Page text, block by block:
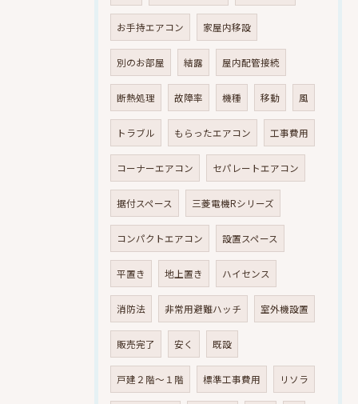
お手持エアコン 家屋内移設
別のお部屋 結露 屋内配管接続
断熱処理 故障率 機種 移動 風
トラブル もらったエアコン 工事費用
コーナーエアコン セパレートエアコン
据付スペース 三菱電機Rシリーズ
コンパクトエアコン 設置スペース
平置き 地上置き ハイセンス
消防法 非常用避難ハッチ 室外機設置
販売完了 安く 既設
戸建２階～１階 標準工事費用 リソラ